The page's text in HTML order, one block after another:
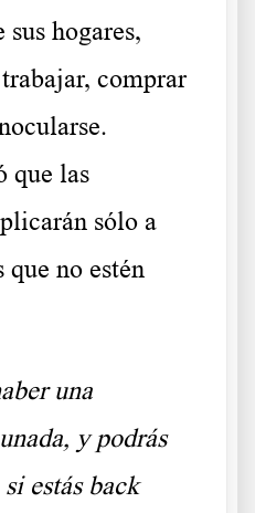
hogares,
comprar
que las
sólo a
que no estén
una
y podrás
estás back